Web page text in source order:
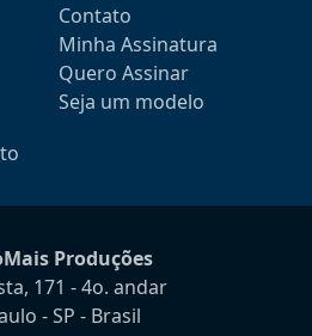
Contato
Minha Assinatura
Quero Assinar
Seja um modelo
Produções
171 - 4o. andar
- SP - Brasil